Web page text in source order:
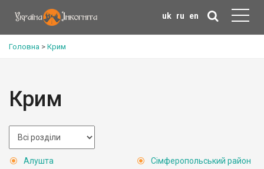
uk ru en
Головна > Крим
Крим
Алушта
Сімферопольський район